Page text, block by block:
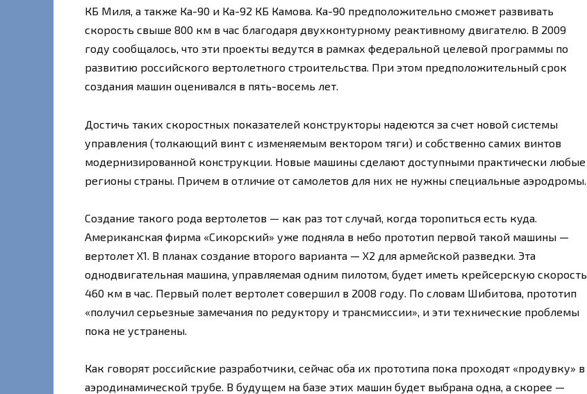
КБ Миля, а также Ка-90 и Ка-92 КБ Камова. Ка-90 предположительно сможет развивать
скорость свыше 800 км в час благодаря двухконтурному реактивному двигателю. В 2009
году сообщалось, что эти проекты ведутся в рамках федеральной целевой программы по
развитию российского вертолетного строительства. При этом предположительный срок
создания машин оценивался в пять-восемь лет.
Достичь таких скоростных показателей конструкторы надеются за счет новой системы
управления (толкающий винт с изменяемым вектором тяги) и собственно самих винтов
модернизированной конструкции. Новые машины сделают доступными практически любые
регионы страны. Причем в отличие от самолетов для них не нужны специальные аэродромы.
Создание такого рода вертолетов — как раз тот случай, когда торопиться есть куда.
Американская фирма «Сикорский» уже подняла в небо прототип первой такой машины —
вертолет Х1. В планах создание второго варианта — Х2 для армейской разведки. Эта
однодвигательная машина, управляемая одним пилотом, будет иметь крейсерскую скорость
460 км в час. Первый полет вертолет совершил в 2008 году. По словам Шибитова, прототип
«получил серьезные замечания по редуктору и трансмиссии», и эти технические проблемы
пока не устранены.
Как говорят российские разработчики, сейчас оба их прототипа пока проходят «продувку» в
аэродинамической трубе. В будущем на базе этих машин будет выбрана одна, а скорее —